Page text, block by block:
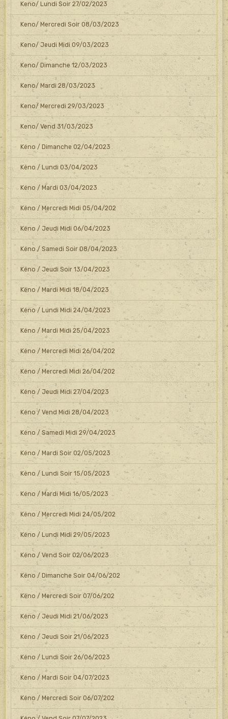
Keno/ Lundi Soir 27/02/2023
Keno/ Mercredi Soir 08/03/2023
Keno/ Jeudi Midi 09/03/2023
Keno/ Dimanche 12/03/2023
Keno/ Mardi 28/03/2023
Keno/ Mercredi 29/03/2023
Keno/ Vend 31/03/2023
Kéno / Dimanche 02/04/2023
Kéno / Lundi 03/04/2023
Kéno / Mardi 03/04/2023
Kéno / Mercredi Midi 05/04/202
Kéno / Jeudi Midi 06/04/2023
Kéno / Samedi Soir 08/04/2023
Kéno / Jeudi Soir 13/04/2023
Kéno / Mardi Midi 18/04/2023
Kéno / Lundi Midi 24/04/2023
Kéno / Mardi Midi 25/04/2023
Kéno / Mercredi Midi 26/04/202
Kéno / Mercredi Midi 26/04/202
Kéno / Jeudi Midi 27/04/2023
Kéno / Vend Midi 28/04/2023
Kéno / Samedi Midi 29/04/2023
Kéno / Mardi Soir 02/05/2023
Kéno / Lundi Soir 15/05/2023
Kéno / Mardi Midi 16/05/2023
Kéno / Mercredi Midi 24/05/202
Kéno / Lundi Midi 29/05/2023
Kéno / Vend Soir 02/06/2023
Kéno / Dimanche Soir 04/06/202
Kéno / Mercredi Soir 07/06/202
Kéno / Jeudi Midi 21/06/2023
Kéno / Jeudi Soir 21/06/2023
Kéno / Lundi Soir 26/06/2023
Kéno / Mardi Soir 04/07/2023
Kéno / Mercredi Soir 06/07/202